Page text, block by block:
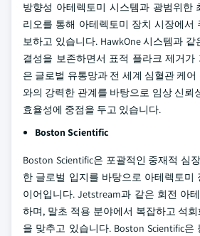
방향성 아테렉토미 시스템과 광범위한
리오를 통해 아테렉토미 장치 시장에서
보하고 있습니다. HawkOne 시스템과
결성을 보존하면서 표적 플라크 제거가
은 글로벌 유통망과 전 세계 심혈관 케
와의 강력한 관계를 바탕으로 임상 신뢰
효율성에 중점을 두고 있습니다.
Boston Scientific
Boston Scientific은 포괄적인 중재적 심
한 글로벌 입지를 바탕으로 아테렉토미
이어입니다. Jetstream과 같은 회전 아
하며, 말초 적용 분야에서 복잡하고 석
을 맞추고 있습니다. Boston Scientific